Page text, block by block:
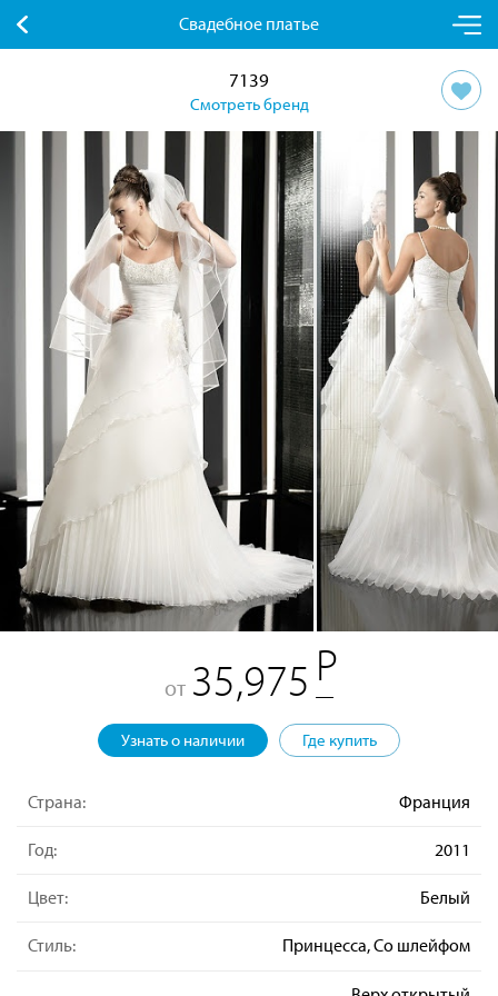
Свадебное платье
7139
Смотреть бренд
от 35,975
Узнать о наличии Где купить
Страна: Франция
Год: 2011
Цвет: Белый
Стиль: Принцесса, Со шлейфом